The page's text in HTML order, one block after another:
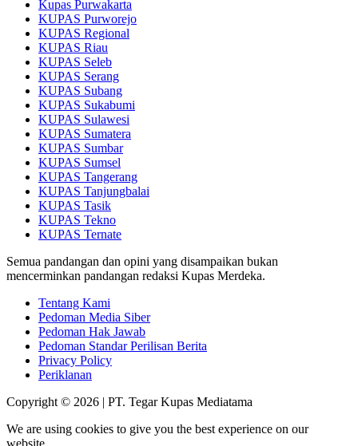
Kupas Purwakarta
KUPAS Purworejo
KUPAS Regional
KUPAS Riau
KUPAS Seleb
KUPAS Serang
KUPAS Subang
KUPAS Sukabumi
KUPAS Sulawesi
KUPAS Sumatera
KUPAS Sumbar
KUPAS Sumsel
KUPAS Tangerang
KUPAS Tanjungbalai
KUPAS Tasik
KUPAS Tekno
KUPAS Ternate
Semua pandangan dan opini yang disampaikan bukan
mencerminkan pandangan redaksi Kupas Merdeka.
Tentang Kami
Pedoman Media Siber
Pedoman Hak Jawab
Pedoman Standar Perilisan Berita
Privacy Policy
Periklanan
Copyright © 2026 | PT. Tegar Kupas Mediatama
We are using cookies to give you the best experience on our